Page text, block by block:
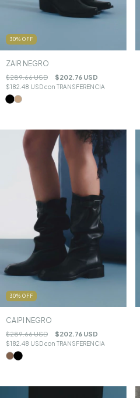
30% OFF
ZAIR NEGRO
$289.66 USD $202.76 USD
$182.48 USDcon TRANSFERENCIA
30% OFF
CAIPI NEGRO
$289.66 USD $202.76 USD
$182.48 USDcon TRANSFERENCIA